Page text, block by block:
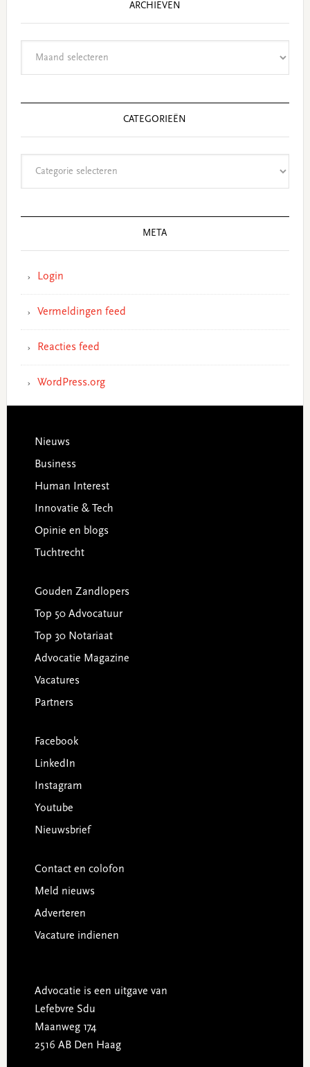
ARCHIEVEN
CATEGORIEËN
META
Login
Vermeldingen feed
Reacties feed
WordPress.org
Footer
Nieuws
Business
Human Interest
Innovatie & Tech
Opinie en blogs
Tuchtrecht
Gouden Zandlopers
Top 50 Advocatuur
Top 30 Notariaat
Advocatie Magazine
Vacatures
Partners
Facebook
LinkedIn
Instagram
Youtube
Nieuwsbrief
Contact en colofon
Meld nieuws
Adverteren
Vacature indienen
Advocatie is een uitgave van
Lefebvre Sdu
Maanweg 174
2516 AB Den Haag